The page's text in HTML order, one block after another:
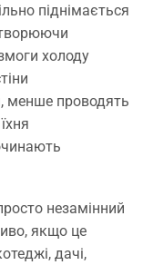
піднімається
холоду
менше проводять
незамінний
якщо це
дачі,